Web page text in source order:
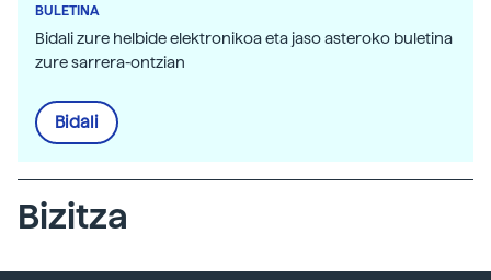
BULETINA
Bidali zure helbide elektronikoa eta jaso asteroko buletina
zure sarrera-ontzian
Bidali
Bizitza